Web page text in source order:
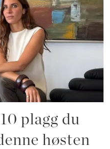
plagg du
høsten